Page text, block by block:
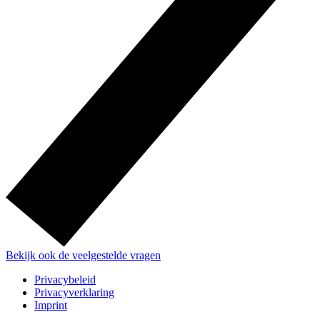
Bekijk ook de veelgestelde vragen
Privacybeleid
Privacyverklaring
Imprint